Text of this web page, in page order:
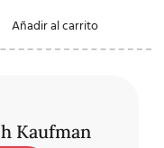
Añadir al carrito
Kaufman